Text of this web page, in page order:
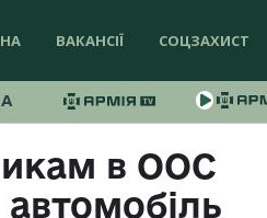
ВАКАНСІЇ СОЦЗАХИСТ
в ООС